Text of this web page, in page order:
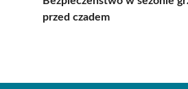
przed czadem